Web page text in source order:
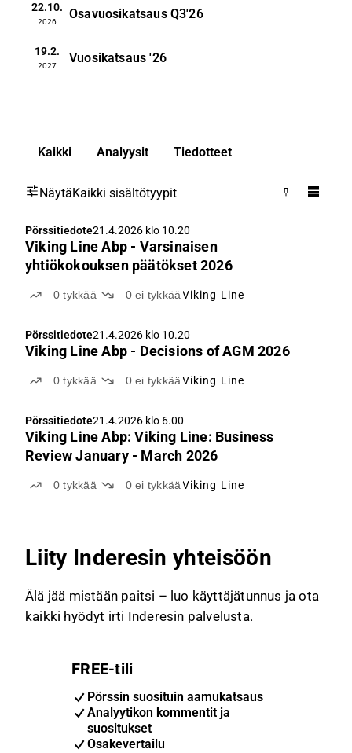
22.10.
2026
Osavuosikatsaus Q3'26
19.2.
2027
Vuosikatsaus '26
Kaikki Analyysit Tiedotteet
NäytäKaikki sisältötyypit
Pörssitiedote21.4.2026 klo 10.20
Viking Line Abp - Varsinaisen
yhtiökokouksen päätökset 2026
0tykkää 0ei tykkää Viking Line
Pörssitiedote21.4.2026 klo 10.20
Viking Line Abp - Decisions of AGM 2026
0tykkää 0ei tykkää Viking Line
Pörssitiedote21.4.2026 klo 6.00
Viking Line Abp: Viking Line: Business
Review January - March 2026
0tykkää 0ei tykkää Viking Line
Liity Inderesin yhteisöön
Älä jää mistään paitsi – luo käyttäjätunnus ja ota
kaikki hyödyt irti Inderesin palvelusta.
FREE-tili
Pörssin suosituin aamukatsaus
Analyytikon kommentit ja
suositukset
Osakevertailu